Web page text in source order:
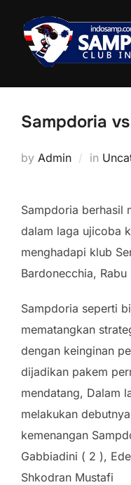
content
Sampdoria
by Admin in
Sampdoria berhasil
dalam laga ujicoba
menghadapi klub
Bardonecchia,
Sampdoria seperti
mematangkan
dengan keinginan
dijadikan pakem
mendatang, Dalam
melakukan
kemenangan
Gabbiadini ( 2 ),
Shkodran Mustafi